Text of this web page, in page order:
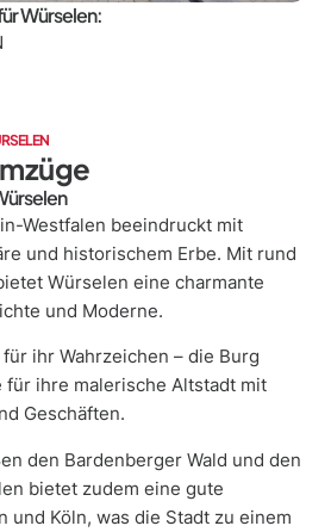
Westfalen beeindruckt mit
und historischem Erbe. Mit rund
Würselen eine charmante
und Moderne.
ihr Wahrzeichen – die Burg
für ihre malerische Altstadt mit
Geschäften.
den Bardenberger Wald und den
bietet zudem eine gute
und Köln, was die Stadt zu einem
Würselen: